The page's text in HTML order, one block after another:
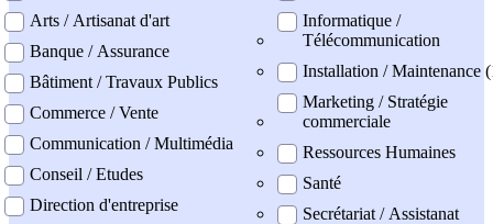
Arts / Artisanat d'art
Banque / Assurance
Bâtiment / Travaux Publics
Commerce / Vente
Communication / Multimédia
Conseil / Etudes
Direction d'entreprise
Informatique /
Télécommunication
Installation / Maintenance
Marketing / Stratégie
commerciale
Ressources Humaines
Santé
Secrétariat / Assistanat